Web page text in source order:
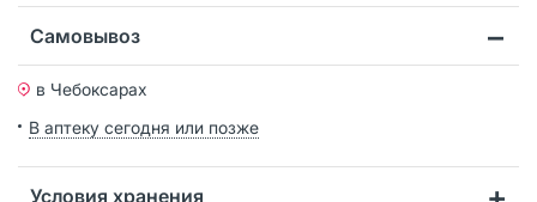
Самовывоз
в Чебоксарах
В аптеку сегодня или позже
Условия хранения